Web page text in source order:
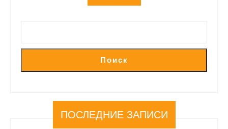
Поиск
ПОСЛЕДНИЕ ЗАПИСИ